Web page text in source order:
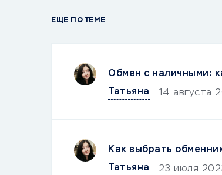
ЕЩЕ ПО ТЕМЕ
Обмен с наличными:
Татьяна
14 августа
Как выбрать
Татьяна
23 июля